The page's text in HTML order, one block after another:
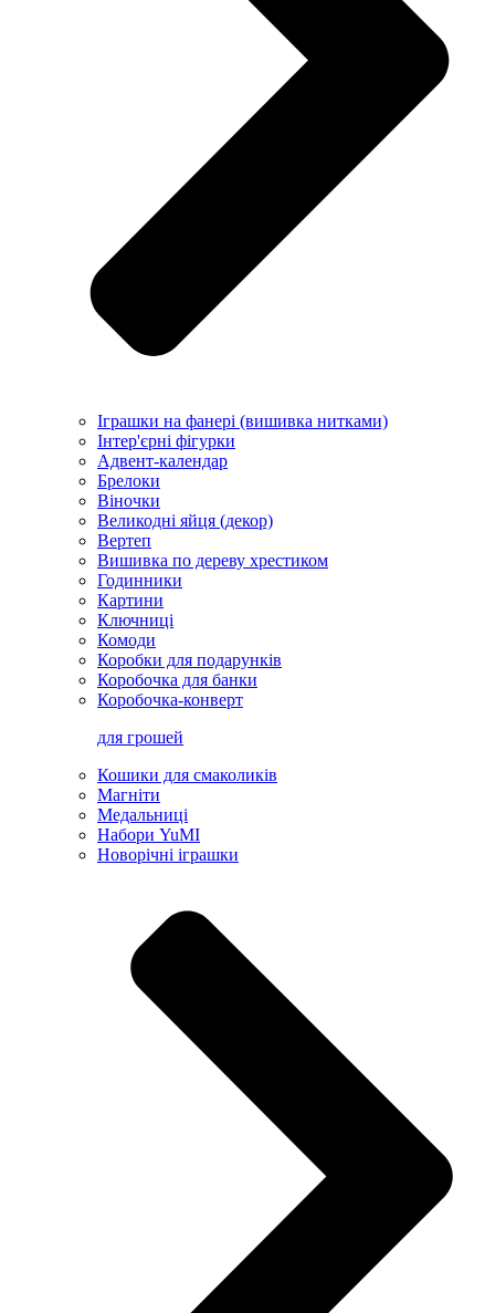
Іграшки на фанері (вишивка нитками)
Інтер'єрні фігурки
Адвент-календар
Брелоки
Віночки
Великодні яйця (декор)
Вертеп
Вишивка по дереву хрестиком
Годинники
Картини
Ключниці
Комоди
Коробки для подарунків
Коробочка для банки
Коробочка-конверт
для грошей
Кошики для смаколиків
Магніти
Медальниці
Набори YuMI
Новорічні іграшки